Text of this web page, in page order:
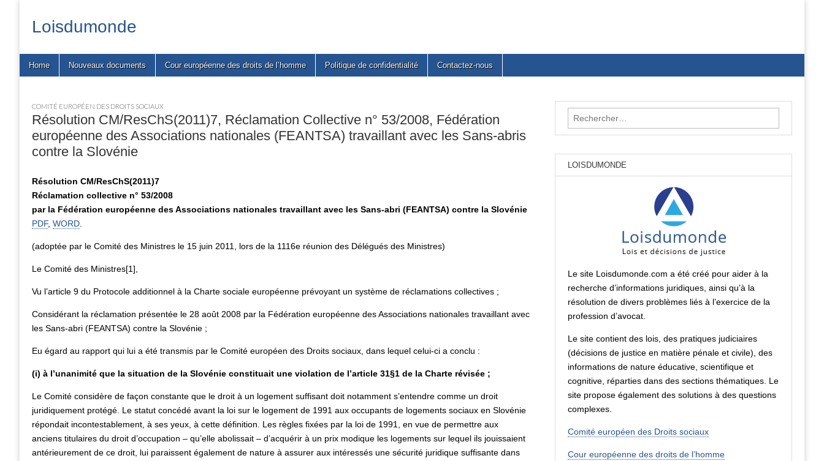
Loisdumonde
Main
Skip
Home Nouveaux documents Cour européenne des droits de l’homme Politique de confidentialité Contactez-nous
COMITÉ EUROPÉEN DES DROITS SOCIAUX
Résolution CM/ResChS(2011)7, Réclamation Collective n° 53/2008, Fédération
européenne des Associations nationales (FEANTSA) travaillant avec les Sans-abris
contre la Slovénie
Résolution CM/ResChS(2011)7
Réclamation collective n° 53/2008
par la Fédération européenne des Associations nationales travaillant avec les Sans-abri (FEANTSA) contre la Slovénie
PDF, WORD
(adoptée par le Comité des Ministres le 15 juin 2011, lors de la 1116e réunion des Délégués des Ministres)
Le Comité des Ministres[1],
Vu l’article 9 du Protocole additionnel à la Charte sociale européenne prévoyant un système de réclamations collectives ;
Considérant la réclamation présentée le 28 août 2008 par la Fédération européenne des Associations nationales travaillant avec
les Sans-abri (FEANTSA) contre la Slovénie ;
Eu égard au rapport qui lui a été transmis par le Comité européen des Droits sociaux, dans lequel celui-ci a conclu :
(i) à l’unanimité que la situation de la Slovénie constituait une violation de l’article 31§1 de la Charte révisée ;
Le Comité considère de façon constante que le droit à un logement suffisant doit notamment s’entendre comme un droit
juridiquement protégé. Le statut concédé avant la loi sur le logement de 1991 aux occupants de logements sociaux en Slovénie
répondait incontestablement, à ses yeux, à cette définition. Les règles fixées par la loi de 1991, en vue de permettre aux
anciens titulaires du droit d’occupation – qu’elle abolissait – d’acquérir à un prix modique les logements sur lequel ils jouissaient
antérieurement de ce droit, lui paraissent également de nature à assurer aux intéressés une sécurité juridique suffisante dans
Rechercher :
LOISDUMONDE
Le site Loisdumonde.com a été créé pour aider à la
recherche d’informations juridiques, ainsi qu’à la
résolution de divers problèmes liés à l’exercice de la
profession d’avocat.
Le site contient des lois, des pratiques judiciaires
(décisions de justice en matière pénale et civile), des
informations de nature éducative, scientifique et
cognitive, réparties dans des sections thématiques. Le
site propose également des solutions à des questions
complexes.
Comité européen des Droits sociaux
Cour européenne des droits de l’homme